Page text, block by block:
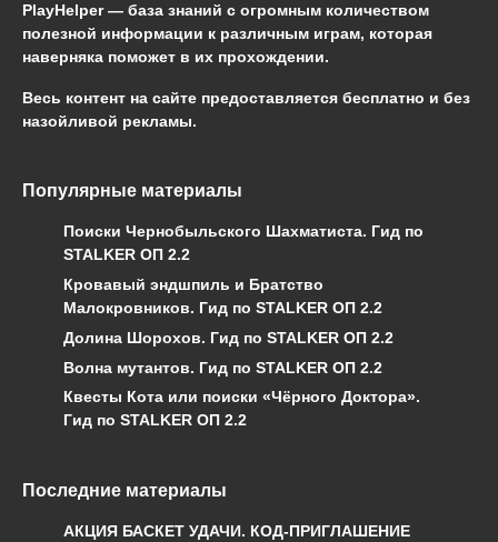
PlayHelper — база знаний с огромным количеством
полезной информации к различным играм, которая
наверняка поможет в их прохождении.
Весь контент на сайте предоставляется бесплатно и без
назойливой рекламы.
Популярные материалы
Поиски Чернобыльского Шахматиста. Гид по
STALKER ОП 2.2
Кровавый эндшпиль и Братство
Малокровников. Гид по STALKER ОП 2.2
Долина Шорохов. Гид по STALKER ОП 2.2
Волна мутантов. Гид по STALKER ОП 2.2
Квесты Кота или поиски «Чёрного Доктора».
Гид по STALKER ОП 2.2
Последние материалы
АКЦИЯ БАСКЕТ УДАЧИ. КОД-ПРИГЛАШЕНИЕ